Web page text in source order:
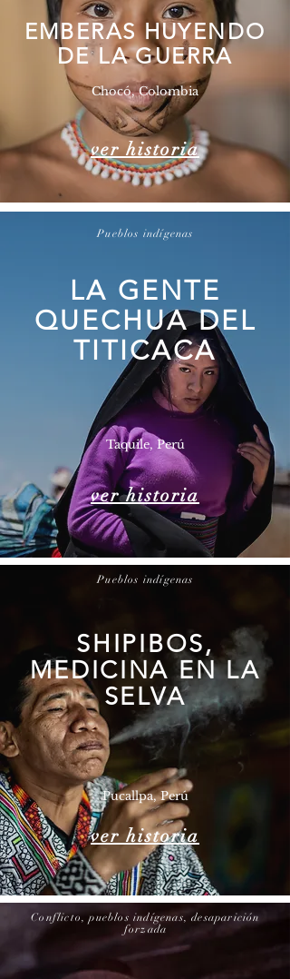
EMBERAS HUYENDO
DE LA GUERRA
Chocó, Colombia
ver historia
Pueblos indígenas
LA GENTE
QUECHUA DEL
TITICACA
Taquile, Perú
ver historia
Pueblos indígenas
SHIPIBOS,
MEDICINA EN LA
SELVA
Pucallpa, Perú
ver historia
Conflicto, pueblos indígenas, desaparición
forzada